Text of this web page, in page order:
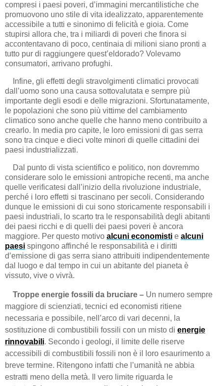
compresi i paesi poveri, d’immagini mercantilistiche che
promuovono uno stile di vita idealizzato, apparentemente
accessibile a tutti e sinonimo di felicità e gioia. Come
stupirsi allora che, tra i miliardi di poveri che finora si
accontentavano di poco, centinaia di milioni siano pronti a
tutto pur di raggiungere quest’eldorado? Volevamo
consumatori, arrivano profughi.
Infine, gli effetti degli stravolgimenti climatici provocati
dall’uomo sono una causa sottovalutata e sempre più
importante degli esodi e delle migrazioni. Sfortunatamente,
le popolazioni che sono più vittime del cambiamento
climatico sono anche quelle che hanno meno contribuito a
crearlo. In media pro capite, le loro emissioni di gas serra
sono tra cinque e dieci volte minori di quelle cittadini dei
paesi industrializzati.
Dal punto di vista scientifico e politico, non dovremmo
considerare solo le emissioni antropiche recenti, ma anche
quelle verificatesi dall’inizio della rivoluzione industriale,
perché i loro effetti si trascinano per secoli. Considerando
dunque le emissioni di cui sono storicamente responsabili i
paesi industriali, lo scarto tra le responsabilità degli abitanti
dei paesi ricchi e di quelli dei paesi poveri è ancora
maggiore. Per questo motivo alcuni economisti e alcuni
paesi spingono affinché le responsabilità e i diritti
d’emissione di gas serra siano attribuiti indipendentemente
dal luogo e dal tempo in cui un abitante del pianeta è
vissuto, vive o vivrà.
Troppe energie fossili da bruciare – Un numero sempre
maggiore di scienziati, tecnici ed economisti ritiene
necessaria e possibile, nell’arco di vari decenni, la
sostituzione di combustibili fossili con un misto di energie
rinnovabili. Secondo i geologi, il limite delle riserve
accessibili di combustibili fossili non è il loro esaurimento a
breve termine. Ritengono infatti che l’umanità ne abbia
estratti meno della metà. Il vero limite riguarda le